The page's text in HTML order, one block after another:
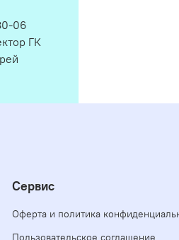
06
ГК
Сервис
Оферта и политика
Пользовательское соглашение